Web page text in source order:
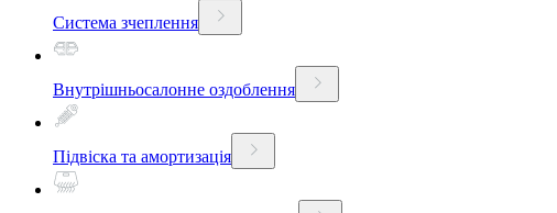
Система зчеплення
Внутрішньосалонне оздоблення
Підвіска та амортизація